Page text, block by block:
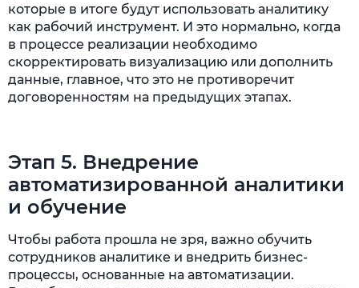
которые в итоге будут использовать аналитику
как рабочий инструмент. И это нормально, когда
в процессе реализации необходимо
скорректировать визуализацию или дополнить
данные, главное, что это не противоречит
договоренностям на предыдущих этапах.
Этап 5. Внедрение
автоматизированной аналитики
и обучение
Чтобы работа прошла не зря, важно обучить
сотрудников аналитике и внедрить бизнес-
процессы, основанные на автоматизации.